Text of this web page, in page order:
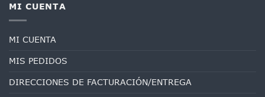
MI CUENTA
MI CUENTA
MIS PEDIDOS
DIRECCIONES DE FACTURACIÓN/ENTREGA